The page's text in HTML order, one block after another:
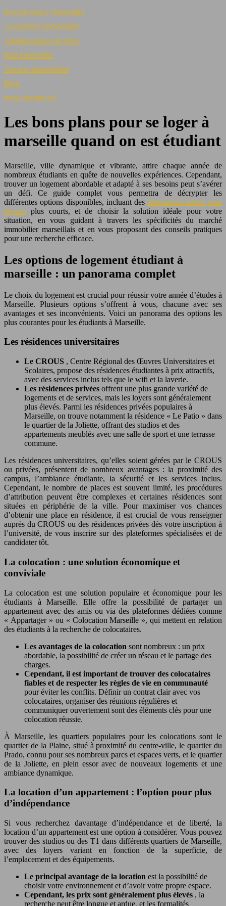
Investir dans l’immobilier
Acquisition immobilière
Administration de biens
Bail immobilier
Cession immobilière
Blog
resco-resume-v4
Les bons plans pour se loger à
marseille quand on est étudiant
Marseille, ville dynamique et vibrante, attire chaque année de
nombreux étudiants en quête de nouvelles expériences. Cependant,
trouver un logement abordable et adapté à ses besoins peut s’avérer
un défi. Ce guide complet vous permettra de décrypter les
différentes options disponibles, incluant desalternatives hôtels pour
séjours plus courts, et de choisir la solution idéale pour votre
situation, en vous guidant à travers les spécificités du marché
immobilier marseillais et en vous proposant des conseils pratiques
pour une recherche efficace.
Les options de logement étudiant à
marseille : un panorama complet
Le choix du logement est crucial pour réussir votre année d’études à
Marseille. Plusieurs options s’offrent à vous, chacune avec ses
avantages et ses inconvénients. Voici un panorama des options les
plus courantes pour les étudiants à Marseille.
Les résidences universitaires
Le CROUS , Centre Régional des Œuvres Universitaires et
Scolaires, propose des résidences étudiantes à prix attractifs,
avec des services inclus tels que le wifi et la laverie.
Les résidences privées offrent une plus grande variété de
logements et de services, mais les loyers sont généralement
plus élevés. Parmi les résidences privées populaires à
Marseille, on trouve notamment la résidence « Le Patio » dans
le quartier de la Joliette, offrant des studios et des
appartements meublés avec une salle de sport et une terrasse
commune.
Les résidences universitaires, qu’elles soient gérées par le CROUS
ou privées, présentent de nombreux avantages : la proximité des
campus, l’ambiance étudiante, la sécurité et les services inclus.
Cependant, le nombre de places est souvent limité, les procédures
d’attribution peuvent être complexes et certaines résidences sont
situées en périphérie de la ville. Pour maximiser vos chances
d’obtenir une place en résidence, il est crucial de vous renseigner
auprès du CROUS ou des résidences privées dès votre inscription à
l’université, de vous inscrire sur des plateformes spécialisées et de
candidater tôt.
La colocation : une solution économique et
conviviale
La colocation est une solution populaire et économique pour les
étudiants à Marseille. Elle offre la possibilité de partager un
appartement avec des amis ou via des plateformes dédiées comme
« Appartager » ou « Colocation Marseille », qui mettent en relation
des étudiants à la recherche de colocataires.
Les avantages de la colocation sont nombreux : un prix
abordable, la possibilité de créer un réseau et le partage des
charges.
Cependant, il est important de trouver des colocataires
fiables et de respecter les règles de vie en communauté
pour éviter les conflits. Définir un contrat clair avec vos
colocataires, organiser des réunions régulières et
communiquer ouvertement sont des éléments clés pour une
colocation réussie.
À Marseille, les quartiers populaires pour les colocations sont le
quartier de la Plaine, situé à proximité du centre-ville, le quartier du
Prado, connu pour ses nombreux parcs et espaces verts, et le quartier
de la Joliette, en plein essor avec de nouveaux logements et une
ambiance dynamique.
La location d’un appartement : l’option pour plus
d’indépendance
Si vous recherchez davantage d’indépendance et de liberté, la
location d’un appartement est une option à considérer. Vous pouvez
trouver des studios ou des T1 dans différents quartiers de Marseille,
avec des loyers variant en fonction de la superficie, de
l’emplacement et des équipements.
Le principal avantage de la location est la possibilité de
choisir votre environnement et d’avoir votre propre espace.
Cependant, les prix sont généralement plus élevés , la
recherche peut être longue et ardue, et les formalités